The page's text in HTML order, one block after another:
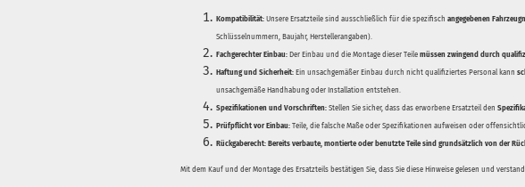
Kompatibilität: Unsere Ersatzteile sind ausschließlich für die spezifisch angegebenen
Schlüsselnummern, Baujahr, Herstellerangaben).
Fachgerechter Einbau: Der Einbau und die Montage dieser Teile müssen zwingend durch
Haftung und Sicherheit: Ein unsachgemäßer Einbau durch nicht qualifiziertes Personal kann
unsachgemäße Handhabung oder Installation entstehen.
Spezifikationen und Vorschriften: Stellen Sie sicher, dass das erworbene Ersatzteil den
Prüfpflicht vor Einbau: Teile, die falsche Maße oder Spezifikationen aufweisen oder
Rückgaberecht: Bereits verbaute, montierte oder benutzte Teile sind grundsätzlich von der
Mit dem Kauf und der Montage des Ersatzteils bestätigen Sie, dass Sie diese Hinweise gelesen und